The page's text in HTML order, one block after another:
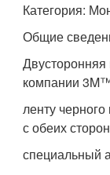
Категория:
Общие
Двусторонняя
компании
ленту
с обеих
специальный